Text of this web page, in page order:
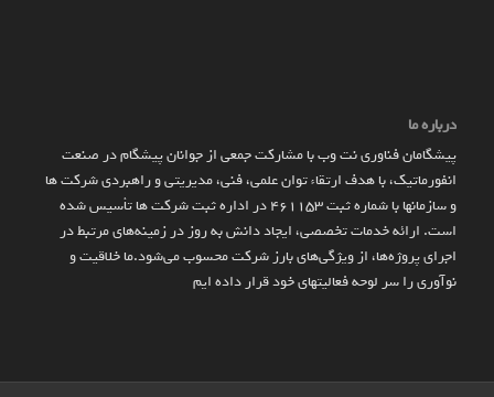
درباره ما
پیشگامان فناوری نت وب با مشارکت جمعی از جوانان پیشگام در صنعت
انفورماتیک، با هدف ارتقاء توان علمی، فنی، مدیریتی و راهبردی شرکت ها
و سازمان­ها با شماره ثبت 461153 در اداره ثبت شرکت ها تأسیس شده
است. ارائه خدمات تخصصی، ایجاد دانش به‌ روز در زمینه‌های مرتبط در
اجرای پروژه‌ها، از ویژگی‌های بارز شرکت محسوب می‌شود.ما خلاقیت و
نوآوری را سر لوحه فعالیتهای خود قرار داده ایم